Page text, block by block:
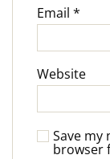
Email *
Website
Save my
browser